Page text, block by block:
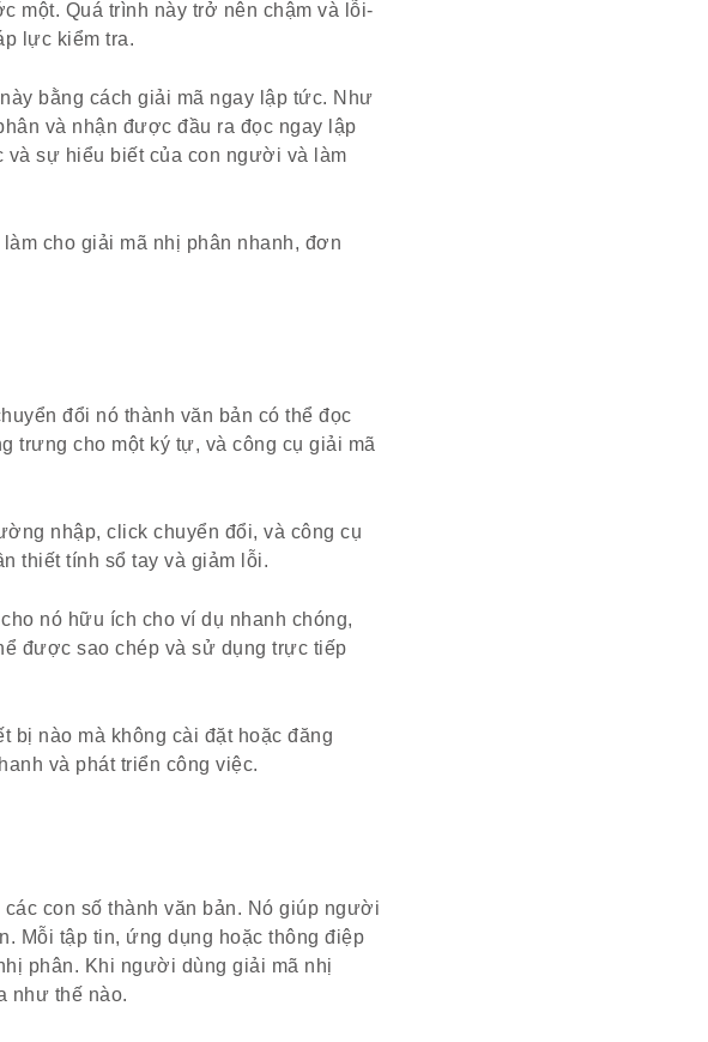
một. Quá trình này trở nên chậm và lỗi-
lực kiểm tra.
bằng cách giải mã ngay lập tức. Như
và nhận được đầu ra đọc ngay lập
sự hiểu biết của con người và làm
cho giải mã nhị phân nhanh, đơn
đổi nó thành văn bản có thể đọc
trưng cho một ký tự, và công cụ giải mã
nhập, click chuyển đổi, và công cụ
thiết tính sổ tay và giảm lỗi.
nó hữu ích cho ví dụ nhanh chóng,
được sao chép và sử dụng trực tiếp
bị nào mà không cài đặt hoặc đăng
và phát triển công việc.
con số thành văn bản. Nó giúp người
Mỗi tập tin, ứng dụng hoặc thông điệp
phân. Khi người dùng giải mã nhị
như thế nào.